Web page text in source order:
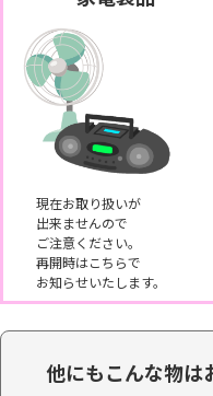
現在お取り扱いが
出来ませんので
ご注意ください。
再開時はこちらで
お知らせいたします。
他にもこんな物は